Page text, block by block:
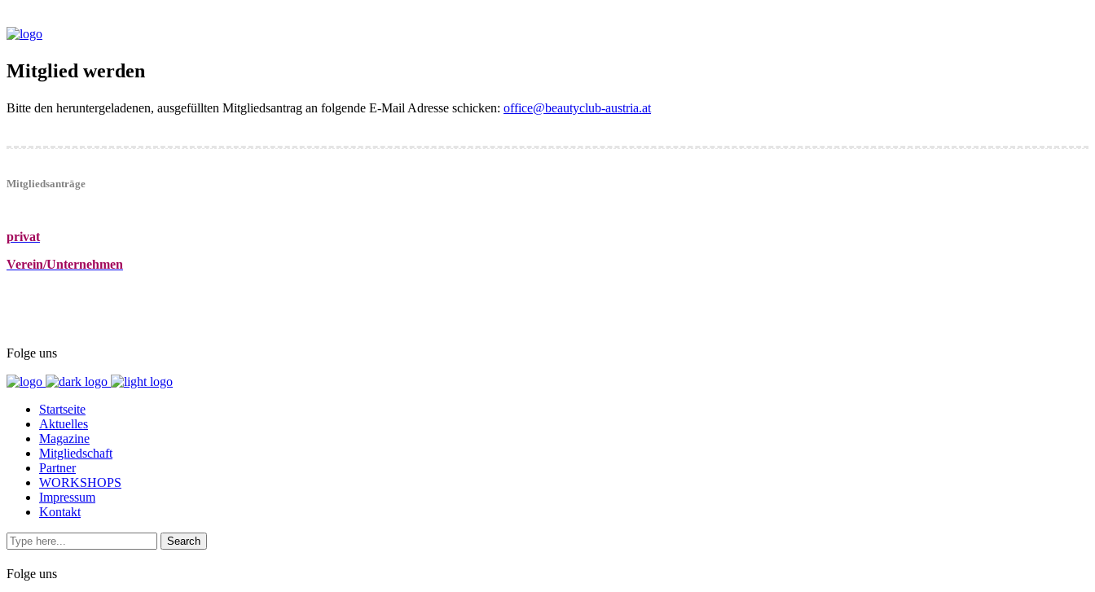
Mitglied werden
Bitte den heruntergeladenen, ausgefüllten Mitgliedsantrag an folgende E-Mail Adresse schicken: office@beautyclub-austria.at
Mitgliedsanträge
privat
Verein/Unternehmen
Folge uns
Startseite
Aktuelles
Magazine
Mitgliedschaft
Partner
WORKSHOPS
Impressum
Kontakt
Folge uns